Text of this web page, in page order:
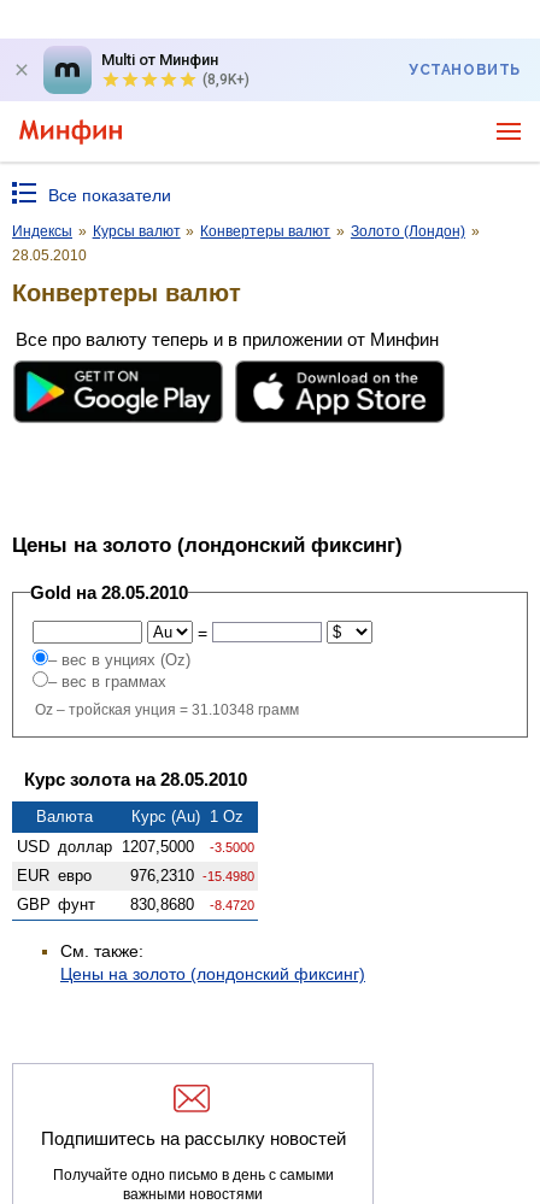
Multi от Минфин
(8,9K+)
УСТАНОВИТЬ
Все показатели
Индексы » Курсы валют » Конвертеры валют » Золото (Лондон) »
28.05.2010
Конвертеры валют
Все про валюту теперь и в приложении от Минфин
Цены на золото (лондонский фиксинг)
Gold на 28.05.2010
=
– вес в унциях (Oz)
– вес в граммах
Oz – тройская унция = 31.10348 грамм
Курс золота на 28.05.2010
Валюта
Курс (Au) 1 Oz
USD доллар 1207,5000 -3.5000
EUR евро 976,2310 -15.4980
GBP фунт 830,8680 -8.4720
См. также:
Цены на золото (лондонский фиксинг)
Подпишитесь на рассылку новостей
Получайте одно письмо в день с самыми
важными новостями